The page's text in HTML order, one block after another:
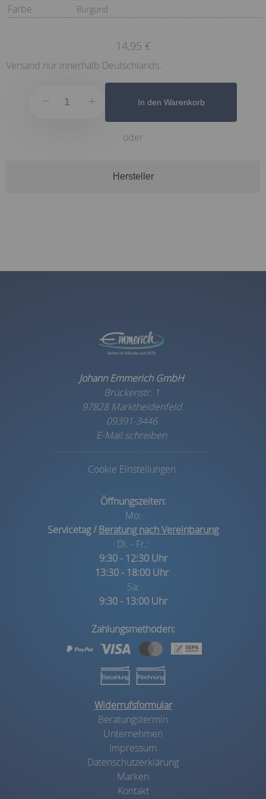
Farbe
Burgund
14,95 €
Versand nur innerhalb Deutschlands.
In den Warenkorb
oder
Hersteller
Johann Emmerich GmbH
Brückenstr. 1
97828 Marktheidenfeld
09391-3446
E-Mail schreiben
Cookie Einstellungen
Öffnungszeiten:
Mo:
Servicetag /Beratung nach Vereinbarung
Di. - Fr.:
9:30 - 12:30 Uhr
13:30 - 18:00 Uhr
Sa:
9:30 - 13:00 Uhr
Zahlungsmethoden:
Widerrufsformular
Beratungstermin
Unternehmen
Impressum
Datenschutzerklärung
Marken
Kontakt